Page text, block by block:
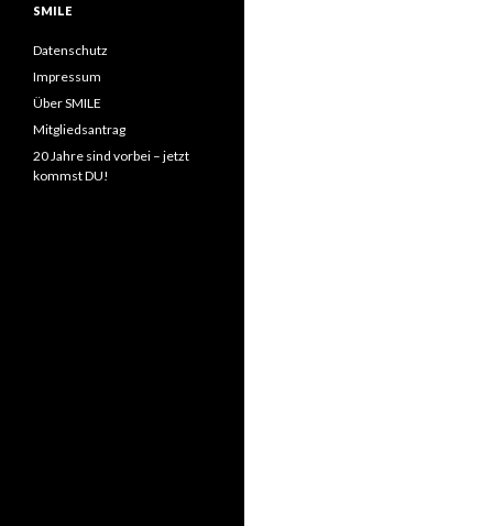
SMILE
Datenschutz
Impressum
Über SMILE
Mitgliedsantrag
20 Jahre sind vorbei – jetzt
kommst DU!